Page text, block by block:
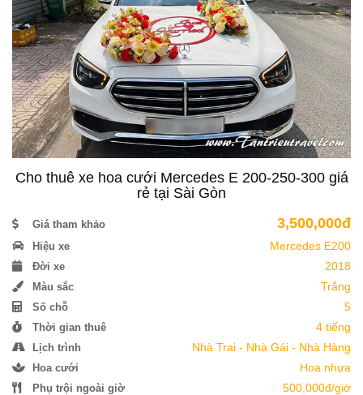
Cho thuê xe hoa cưới Mercedes E 200-250-300 giá
rẻ tại Sài Gòn
Giá tham khảo 3,500,000đ
Hiệu xe Mercedes E200
Đời xe 2018
Màu sắc Trắng
Số chỗ 5
Thời gian thuê 4 tiếng
Lịch trình Nhà Trai - Nhà Gái - Nhà Hàng
Hoa cưới Hoa nhựa
Phụ trội ngoài giờ 500,000đ/giờ